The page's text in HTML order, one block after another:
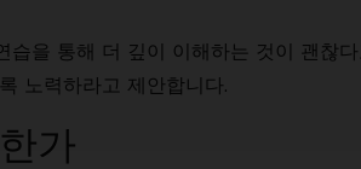
을 통해 더 깊이 이해하는 것이 괜찮다
노력하라고 제안합니다.
가